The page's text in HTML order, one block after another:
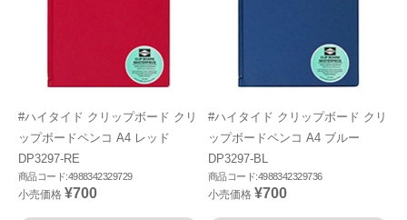
#ハイタイド クリップボード クリ
ップボードペンコ A4 レッド
DP3297-RE
商品コード:4988342329729
小売価格 ¥700
#ハイタイド クリップボード クリ
ップボードペンコ A4 ブルー
DP3297-BL
商品コード:4988342329736
小売価格 ¥700